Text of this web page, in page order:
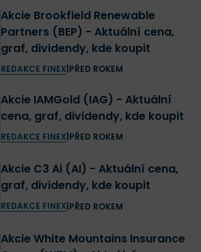
Akcie Brookfield Renewable
Partners (BEP) - Aktuální cena,
graf, dividendy, kde koupit
REDAKCE FINEX| PŘED ROKEM
Akcie IAMGold (IAG) - Aktuální
cena, graf, dividendy, kde koupit
REDAKCE FINEX| PŘED ROKEM
Akcie C3 Ai (AI) - Aktuální cena,
graf, dividendy, kde koupit
REDAKCE FINEX| PŘED ROKEM
Akcie White Mountains Insurance